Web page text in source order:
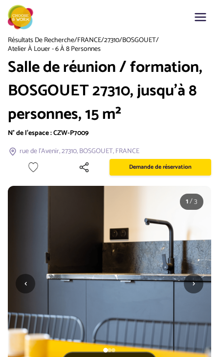
Résultats De Recherche/FRANCE/27310/BOSGOUET/
Atelier À Louer - 6 À 8 Personnes
Salle de réunion / formation,
BOSGOUET 27310, jusqu'à 8
personnes, 15 m²
N° de l'espace :CZW-P7009
rue de l'Avenir, 27310, BOSGOUET, FRANCE
Demande de réservation
‹ ›
1/3